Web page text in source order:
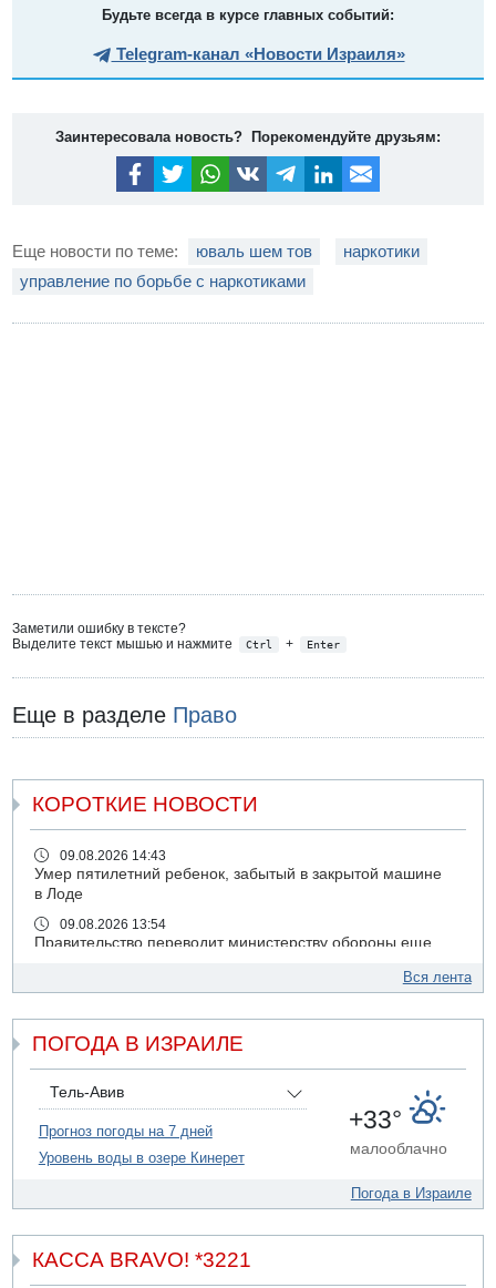
Будьте всегда в курсе главных событий:
Telegram-канал «Новости Израиля»
Заинтересовала новость? Порекомендуйте друзьям:
Еще новости по теме: юваль шем тов
наркотики
управление по борьбе с наркотиками
Заметили ошибку в тексте?
Выделите текст мышью и нажмите
Ctrl + Enter
Еще в разделе Право
КОРОТКИЕ НОВОСТИ
09.08.2026 14:43
Умер пятилетний ребенок, забытый в закрытой машине
в Лоде
09.08.2026 13:54
Правительство переводит министерству обороны еще
закрытой машине пятилетнего ребенка
NYT: Хизбалла переживает самый серьезный
Трагедия в Мексике: четырехлетний израильский
Авиакомпания Air Canada вновь отсрочила
возвращение в Израиль
Вся лента
ПОГОДА В ИЗРАИЛЕ
Тель-Авив
Прогноз погоды на 7 дней
Уровень воды в озере Кинерет
+33°
малооблачно
Погода в Израиле
КАССА BRAVO! *3221